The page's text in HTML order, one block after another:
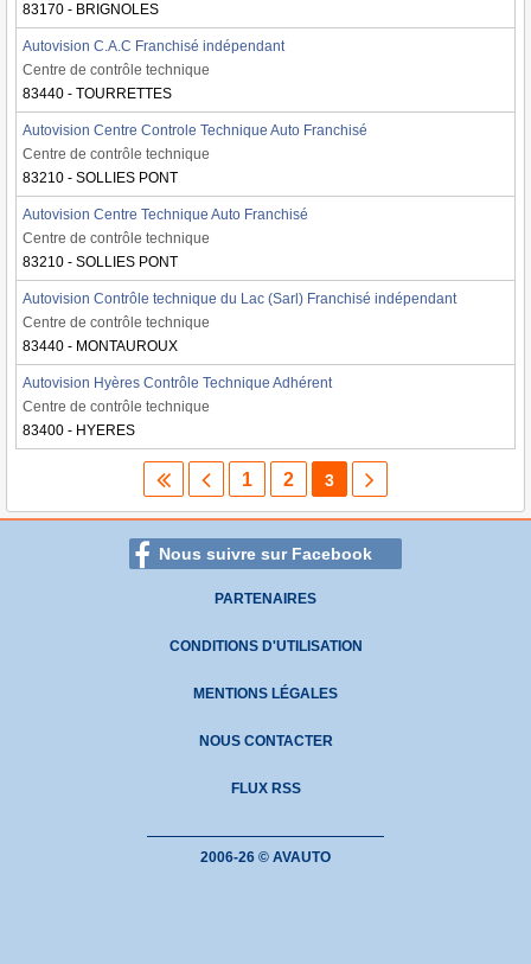
83170 - BRIGNOLES
Autovision C.A.C Franchisé indépendant
Centre de contrôle technique
83440 - TOURRETTES
Autovision Centre Controle Technique Auto Franchisé
Centre de contrôle technique
83210 - SOLLIES PONT
Autovision Centre Technique Auto Franchisé
Centre de contrôle technique
83210 - SOLLIES PONT
Autovision Contrôle technique du Lac (Sarl) Franchisé indépendant
Centre de contrôle technique
83440 - MONTAUROUX
Autovision Hyères Contrôle Technique Adhérent
Centre de contrôle technique
83400 - HYERES
1 2 3
Nous suivre sur Facebook
PARTENAIRES
CONDITIONS D'UTILISATION
MENTIONS LÉGALES
NOUS CONTACTER
FLUX RSS
2006-26 © AVAUTO